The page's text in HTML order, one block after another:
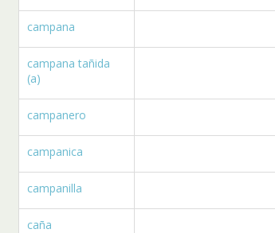
campana
campana tañida
(a)
campanero
campanica
campanilla
caña